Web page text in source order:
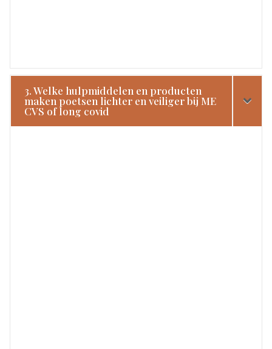
3. Welke hulpmiddelen en producten
maken poetsen lichter en veiliger bij ME
CVS of long covid